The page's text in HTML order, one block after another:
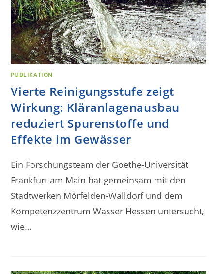
PUBLIKATION
Vierte Reinigungsstufe zeigt
Wirkung: Kläranlagenausbau
reduziert Spurenstoffe und
Effekte im Gewässer
Ein Forschungsteam der Goethe-Universität
Frankfurt am Main hat gemeinsam mit den
Stadtwerken Mörfelden-Walldorf und dem
Kompetenzzentrum Wasser Hessen untersucht,
wie…